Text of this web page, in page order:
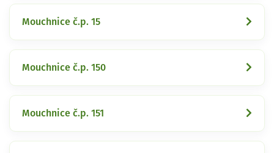
Mouchnice č.p. 15
Mouchnice č.p. 150
Mouchnice č.p. 151